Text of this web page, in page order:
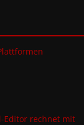
Editor rechnet mit